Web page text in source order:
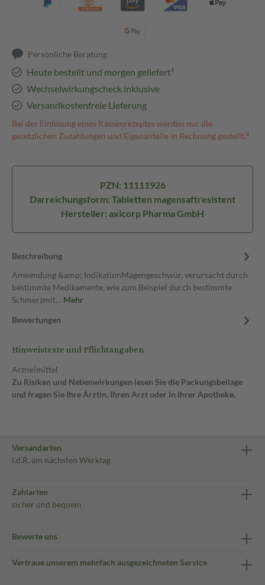
Persönliche Beratung
Heute bestellt und morgen geliefert³
Wechselwirkungscheck inklusive
Versandkostenfreie Lieferung
Bei der Einlösung eines Kassenrezeptes werden nur die
gesetzlichen Zuzahlungen und Eigenanteile in Rechnung gestellt.⁴
PZN: 11111926
Darreichungsform: Tabletten magensaftresistent
Hersteller: axicorp Pharma GmbH
Beschreibung
Anwendung &amp; IndikationMagengeschwür, verursacht durch
bestimmte Medikamente, wie zum Beispiel durch bestimmte
Schmerzmit… Mehr
Bewertungen
Hinweistexte und Pflichtangaben
Arzneimittel
Zu Risiken und Nebenwirkungen lesen Sie die Packungsbeilage
und fragen Sie Ihre Ärztin, Ihren Arzt oder in Ihrer Apotheke.
Versandarten
i.d.R. am nächsten Werktag
Zahlarten
sicher und bequem
Bewerte uns
Vertraue unserem mehrfach ausgezeichneten Service